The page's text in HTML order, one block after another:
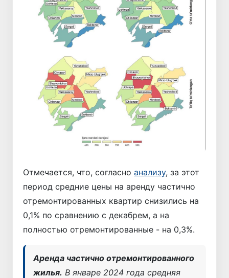
Отмечается, что, согласно анализу, за этот
период средние цены на аренду частично
отремонтированных квартир снизились на
0,1% по сравнению с декабрем, а на
полностью отремонтированные - на 0,3%.
Аренда частично отремонтированного
жилья. В январе 2024 года средняя